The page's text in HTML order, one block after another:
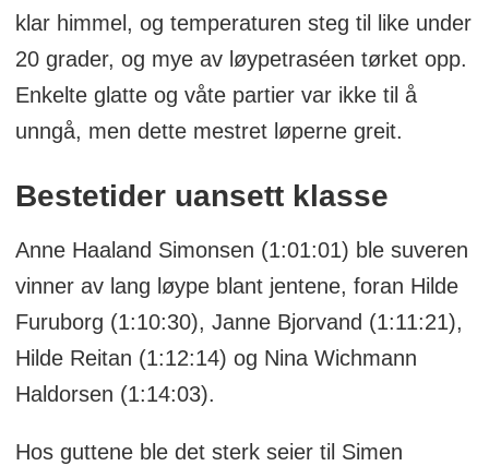
klar himmel, og temperaturen steg til like under
20 grader, og mye av løypetraséen tørket opp.
Enkelte glatte og våte partier var ikke til å
unngå, men dette mestret løperne greit.
Bestetider uansett klasse
Anne Haaland Simonsen (1:01:01) ble suveren
vinner av lang løype blant jentene, foran Hilde
Furuborg (1:10:30), Janne Bjorvand (1:11:21),
Hilde Reitan (1:12:14) og Nina Wichmann
Haldorsen (1:14:03).
Hos guttene ble det sterk seier til Simen